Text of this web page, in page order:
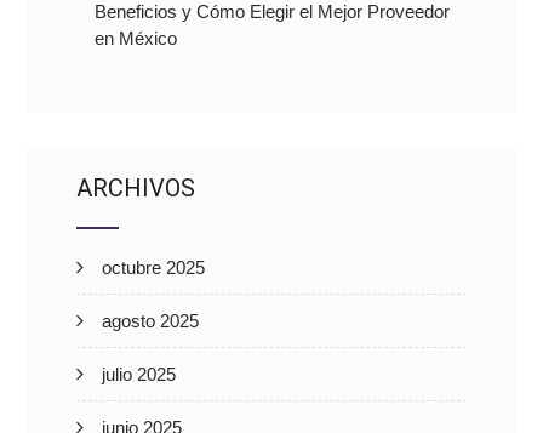
Beneficios y Cómo Elegir el Mejor Proveedor
en México
ARCHIVOS
octubre 2025
agosto 2025
julio 2025
junio 2025